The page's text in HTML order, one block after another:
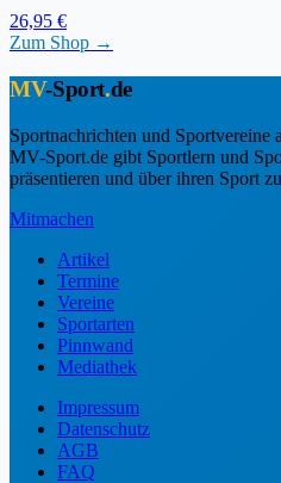
26,95 €
Zum Shop →
MV-Sport.de
Sportnachrichten und Sportvereine
MV-Sport.de gibt Sportlern und
präsentieren und über ihren Sport
Mitmachen
Artikel
Termine
Vereine
Sportarten
Pinnwand
Mediathek
Impressum
Datenschutz
AGB
FAQ